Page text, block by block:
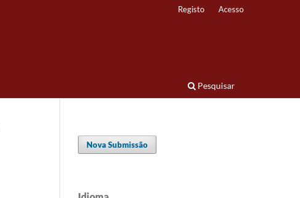
Pesquisar
Registo Acesso
Nova Submissão